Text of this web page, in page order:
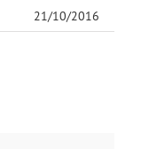
21/10/2016